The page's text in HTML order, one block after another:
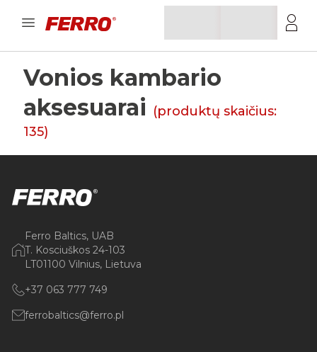
Vonios kambario
aksesuarai (produktų skaičius:
135)
Ferro Baltics, UAB
T. Kosciuškos 24-103
LT01100 Vilnius, Lietuva
+37 063 777 749
ferrobaltics@ferro.pl